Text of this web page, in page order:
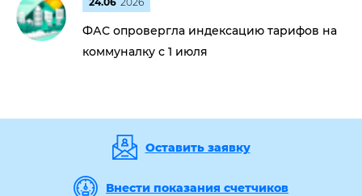
ФАС опровергла индексацию тарифов на
коммуналку с 1 июля
Оставить заявку
Внести показания счетчиков